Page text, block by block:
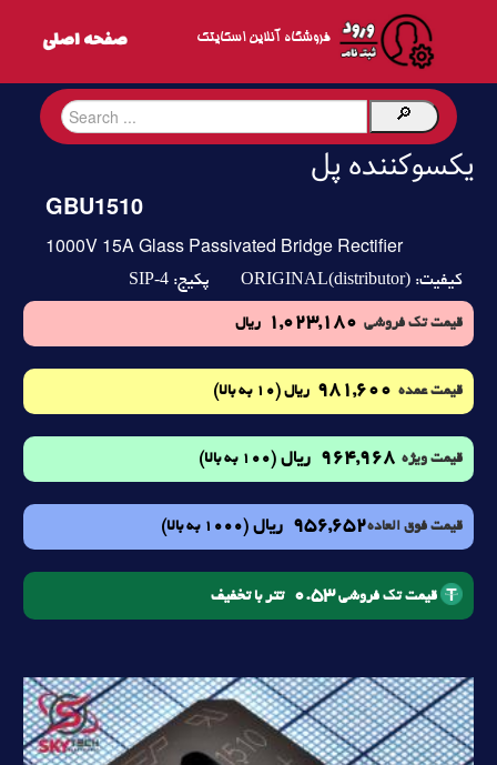
فروشگاه آنلاین اسکایتک
یکسوکننده پل
GBU1510
1000V 15A Glass Passivated Bridge Rectifier
کیفیت: ORIGINAL(distributor) پکیج: SIP-4
قیمت تک فروشی 1,023,180 ریال
قیمت عمده 981,600 ریال (10 به بالا)
قیمت ویژه 964,968 ریال (100 به بالا)
قیمت فوق العاده956,652 ریال (1000 به بالا)
قیمت تک فروشی0.53 تتر با تخفیف